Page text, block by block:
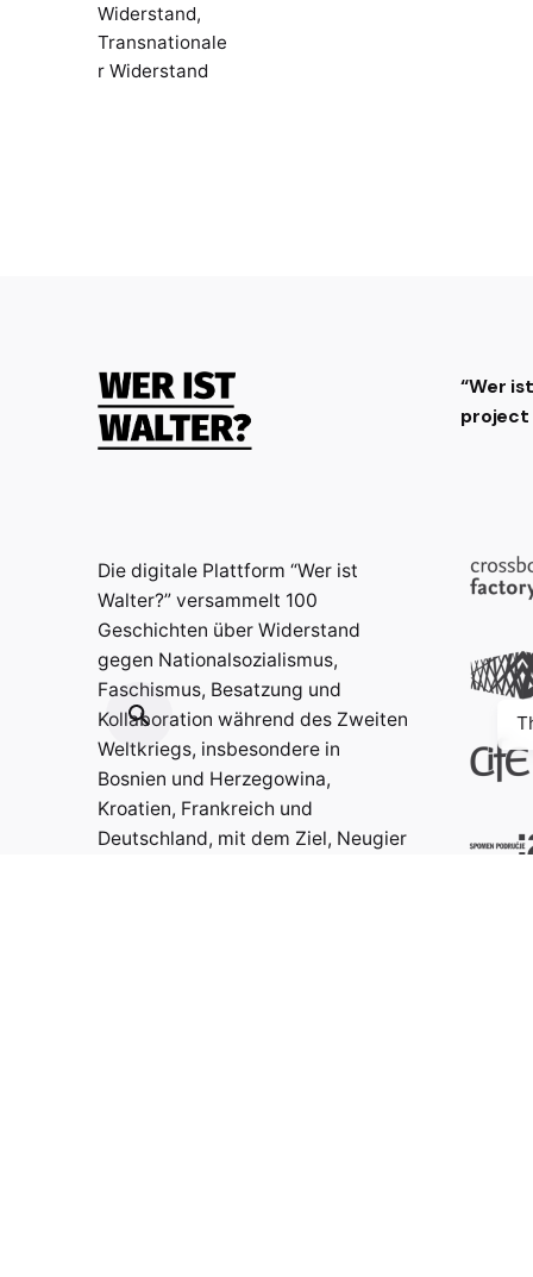
Widerstand,
Transnationale
r Widerstand
Die digitale Plattform “Wer ist
Walter?” versammelt 100
Geschichten über Widerstand
gegen Nationalsozialismus,
Faschismus, Besatzung und
Kollaboration während des Zweiten
Weltkriegs, insbesondere in
Bosnien und Herzegowina,
Kroatien, Frankreich und
Deutschland, mit dem Ziel, Neugier
“Wer